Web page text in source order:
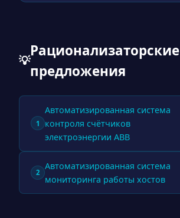
💡
Рационализаторские
предложения
1
Автоматизированная система
контроля счётчиков
электроэнергии ABB
2
Автоматизированная система
мониторинга работы хостов